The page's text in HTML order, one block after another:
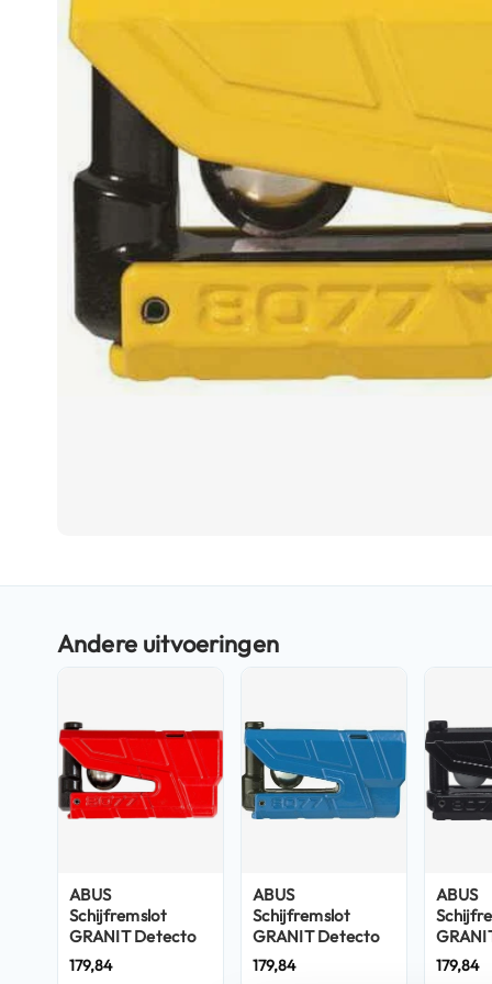
helmen
motorhelmen
motorhelmen
motorhelmen
Fashion
Vespa
scooterhelmen
Dames
scooterhelmen
Systeemhelmen
Jethelmen
Integraalhelmen
begin
afbeeldingen-
gallerij
ABUS
Schijfremslot
GRANIT Detecto
XPlus 8077 Rood
179,84
ABUS
Schijfremslot
GRANIT Detecto
XPlus 8077 Blauw
179,84
ABUS
XPlus
179,84